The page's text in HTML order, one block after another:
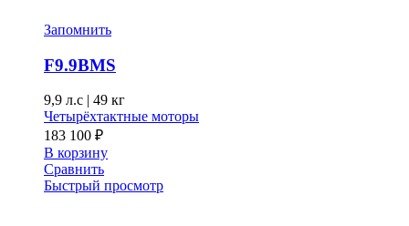
Запомнить
F9.9BMS
9,9 л.с | 49 кг
Четырёхтактные моторы
183 100 ₽
В корзину
Сравнить
Быстрый просмотр